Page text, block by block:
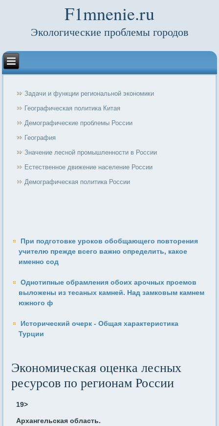
F1mnenie.ru
Экологические проблемы городов
Задачи и функции региональной экономики
Географическая политика Китая
Демографические проблемы России
География
Значение лесной промышленности в России
Естественное движение население России
Демографическая политика России
При подготовке уроков обобщающего повторения
учителю прежде всего важно определить, какое
именно сод
Однотипные обрамления обоих арочных проемов
выложены из тесаных камней. Над замковым камнем
южного ф
Исторический очерк - Общая характеристика
Турции
Экономическая оценка лесных
ресурсов по регионам России
19>
Архангельская область.